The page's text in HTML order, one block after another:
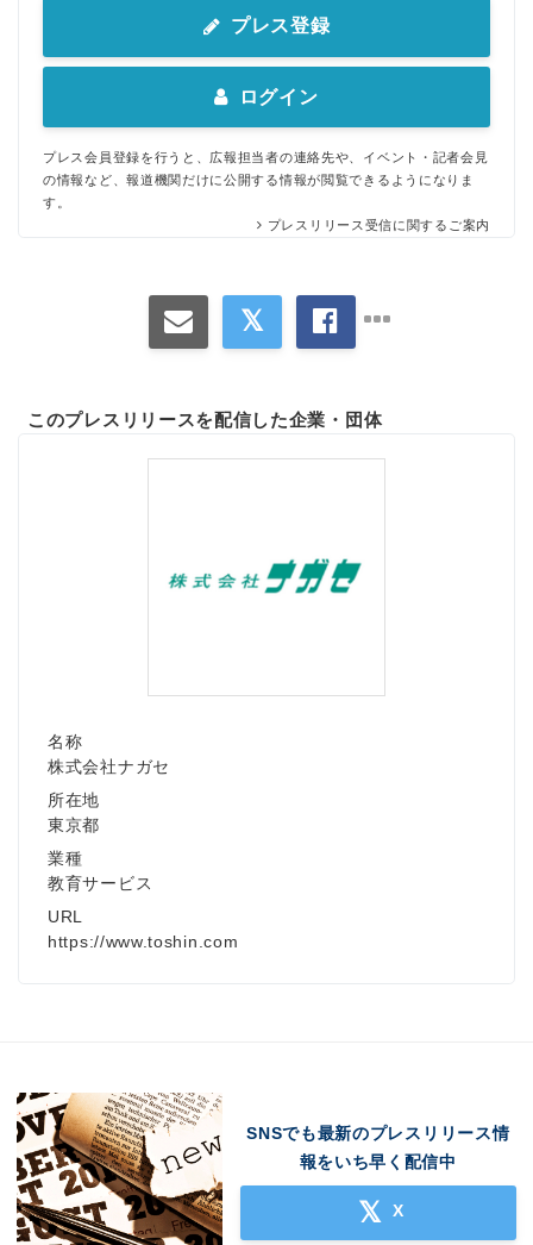
プレス登録
ログイン
プレス会員登録を行うと、広報担当者の連絡先や、イベント・記者会見
の情報など、報道機関だけに公開する情報が閲覧できるようになりま
す。
プレスリリース受信に関するご案内
このプレスリリースを配信した企業・団体
名称
株式会社ナガセ
所在地
東京都
業種
教育サービス
URL
https://www.toshin.com
SNSでも最新のプレスリリース情
報をいち早く配信中
X